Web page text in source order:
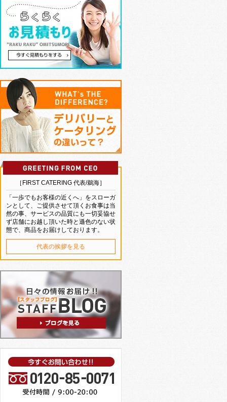
［FIRST CATERING 代表/鵜海］
「一歩でもお客様の近くへ」をスローガ
ンとして、ご提供させて頂くお食事は当
然の事、サービスの品質にも一切妥協せ
ず店舗にお越し頂いた時と遜色のない状
態で、商品をお届けしております。
代表の挨拶を見る